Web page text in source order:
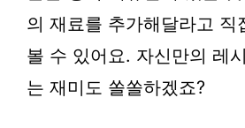
의 재료를 추가해달라고 직
볼 수 있어요. 자신만의 레
는 재미도 쏠쏠하겠죠?